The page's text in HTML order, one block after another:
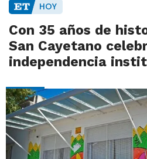
HOY
Con 35 años de
San Cayetano
independencia